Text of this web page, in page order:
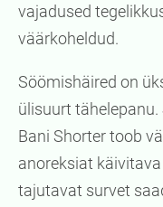
vajadused
väärkoheldud.
Söömishäired on
ülisuurt
Bani Shorter toob
anoreksiat
tajutavat survet